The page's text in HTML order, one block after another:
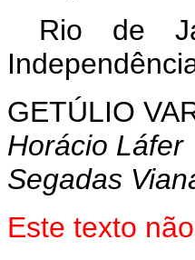
Rio de
GETÚLIO
Horácio Láfer
Segadas
Este texto